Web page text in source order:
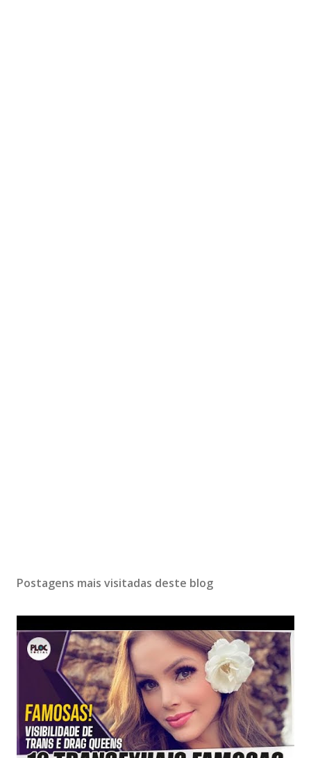
Postagens mais visitadas deste blog